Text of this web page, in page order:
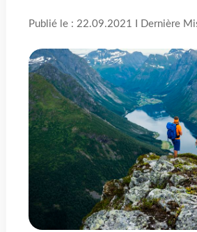
Publié le : 22.09.2021 I Dernière